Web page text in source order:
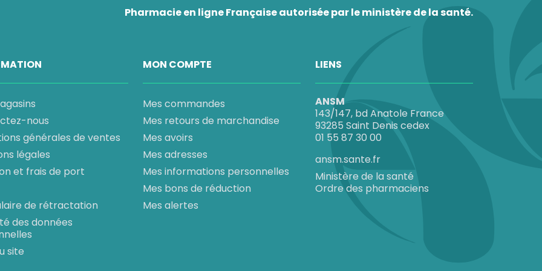
organique quand les difficultés s’installent.
selon votre besoin ?
l’érection
certaines solutions locales ou complémentaires peuvent être envisagées selon votre
, indiqué chez l’homme adulte pour les troubles de l’érection, avec une action annoncée en
peut convenir si la gêne s’accompagne aussi d’une baisse de libido ou d’une fatigue qui retentit
si vous recherchez une autre approche orientée performance sexuelle.
Pharmacie en ligne Française autorisée par le ministère de la santé.
nous
générales de ventes
légales
et frais de port
de rétractation
des données
site
MON COMPTE
Mes commandes
Mes retours de marchandise
Mes avoirs
Mes adresses
Mes informations personnelles
Mes bons de réduction
Mes alertes
LIENS
ANSM
143/147, bd Anatole France
93285 Saint Denis cedex
01 55 87 30 00
ansm.sante.fr
Ministère de la santé
Ordre des pharmaciens